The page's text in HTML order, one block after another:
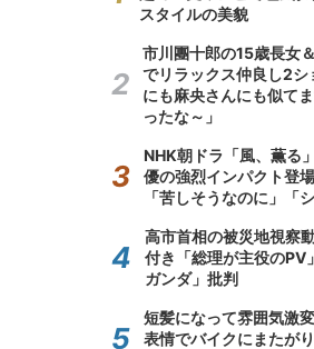
スタイルの美貌
市川團十郎の15歳長女
でリラックス仲良し2
にも麻央さんにも似て
ったな～」
NHK朝ドラ「風、薫る
優の強烈インパクト登
「苦しそうなのに」「
高市首相の被災地視察
付き「総理が主役のPV
ガンダ」批判
短髪になって雰囲気激
表情でバイクにまたが